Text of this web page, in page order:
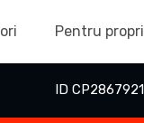
Pentru
ID CP2867921